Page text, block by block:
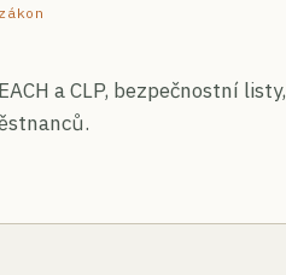
a CLP, bezpečnostní listy,